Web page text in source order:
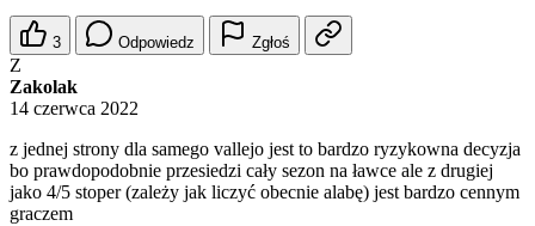
3 Odpowiedz Zgłoś
Z
Zakolak
14 czerwca 2022
z jednej strony dla samego vallejo jest to bardzo ryzykowna decyzja
bo prawdopodobnie przesiedzi cały sezon na ławce ale z drugiej
jako 4/5 stoper (zależy jak liczyć obecnie alabę) jest bardzo cennym
graczem